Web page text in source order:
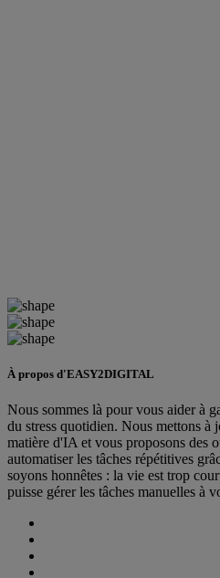
À propos d'EASY2DIGITAL
Nous sommes là pour vous aider à
du stress quotidien. Nous mettons à
matière d'IA et vous proposons des
automatiser les tâches répétitives
soyons honnêtes : la vie est trop
puisse gérer les tâches manuelles à